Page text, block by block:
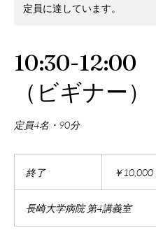
定員に達しています。
10:30-12:00
（ビギナー）
定員4名・90分
終了終
￥10,000
長崎大学病院 第4講義室